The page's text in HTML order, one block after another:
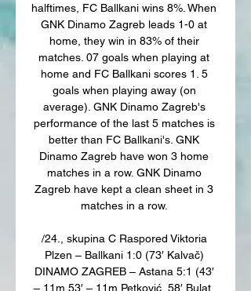
halftimes, FC Ballkani wins 8%. When
GNK Dinamo Zagreb leads 1-0 at
home, they win in 83% of their
matches. 07 goals when playing at
home and FC Ballkani scores 1. 5
goals when playing away (on
average). GNK Dinamo Zagreb's
performance of the last 5 matches is
better than FC Ballkani's. GNK
Dinamo Zagreb have won 3 home
matches in a row. GNK Dinamo
Zagreb have kept a clean sheet in 3
matches in a row.
/24., skupina C Raspored Viktoria
Plzen – Ballkani 1:0 (73′ Kalvač)
DINAMO ZAGREB – Astana 5:1 (43′
– 11m 53′ – 11m Petković, 58′ Bulat,